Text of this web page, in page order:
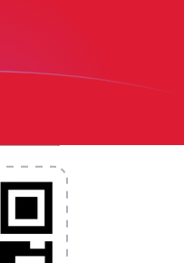
d'argent internationaux
des devises,
et transférez de
Téléchargez